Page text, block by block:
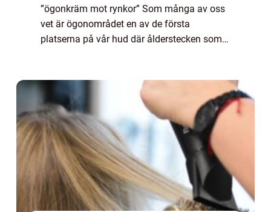
”ögonkräm mot rynkor” Som många av oss
vet är ögonområdet en av de första
platserna på vår hud där ålderstecken som